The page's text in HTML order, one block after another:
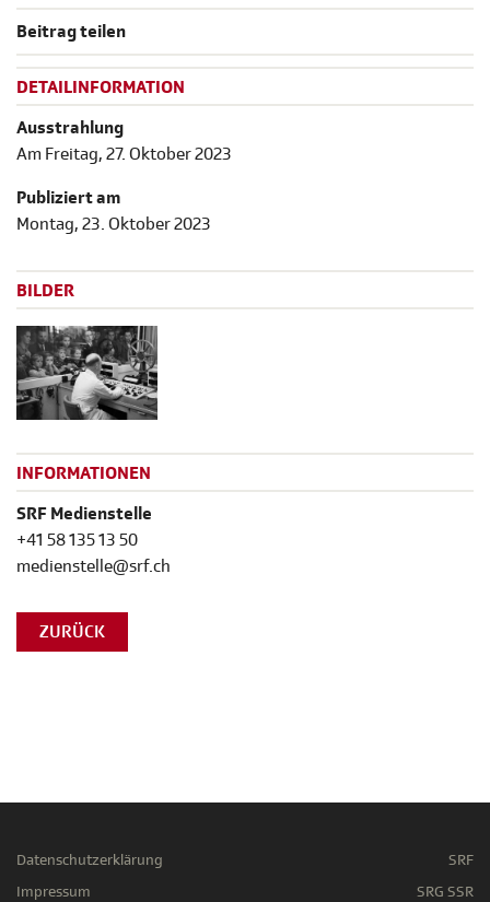
Beitrag teilen
DETAILINFORMATION
Ausstrahlung
Am Freitag, 27. Oktober 2023
Publiziert am
Montag, 23. Oktober 2023
BILDER
INFORMATIONEN
SRF Medienstelle
+41 58 135 13 50
medienstelle@srf.ch
ZURÜCK
Datenschutzerklärung
Impressum
SRF
SRG SSR